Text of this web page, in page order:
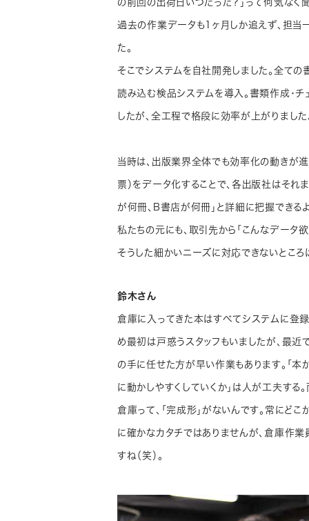
の前回の出荷日いつだった？」って何気なく
過去の作業データも1ヶ月しか追えず、担当
た。
そこでシステムを自社開発しました。全て
読み込む検品システムを導入。書類作成・
したが、全工程で格段に効率が上がりました
当時は、出版業界全体でも効率化の動きが
票）をデータ化することで、各出版社はそ
が何冊、B書店が何冊」と詳細に把握できる
私たちの元にも、取引先から「こんなデータ
そうした細かいニーズに対応できないところ
鈴木さん
倉庫に入ってきた本はすべてシステムに登
め最初は戸惑うスタッフもいましたが、最近
の手に任せた方が早い作業もあります。「本
に動かしやすくしていくか」は人が工夫する
倉庫って、「完成形」がないんです。常にど
に確かなカタチではありませんが、倉庫作
すね（笑）。